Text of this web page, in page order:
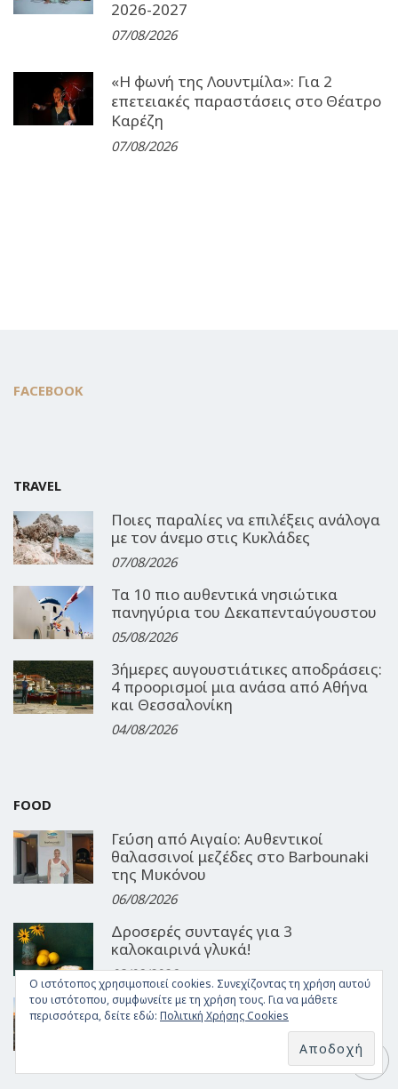
2026-2027
07/08/2026
«Η φωνή της Λουντμίλα»: Για 2
επετειακές παραστάσεις στο Θέατρο
Καρέζη
07/08/2026
FACEBOOK
TRAVEL
Ποιες παραλίες να επιλέξεις ανάλογα
με τον άνεμο στις Κυκλάδες
07/08/2026
Τα 10 πιο αυθεντικά νησιώτικα
πανηγύρια του Δεκαπενταύγουστου
05/08/2026
3ήμερες αυγουστιάτικες αποδράσεις:
4 προορισμοί μια ανάσα από Αθήνα
και Θεσσαλονίκη
04/08/2026
FOOD
Γεύση από Αιγαίο: Αυθεντικοί
θαλασσινοί μεζέδες στο Barbounaki
της Μυκόνου
06/08/2026
Δροσερές συνταγές για 3
καλοκαιρινά γλυκά!
03/08/2026
Μουσική, θάλασσα και εκλεκτοί
μεζέδες: Τα καλοκαιρινά βράδια στο
Ο ιστότοπος χρησιμοποιεί cookies. Συνεχίζοντας τη χρήση αυτού
του ιστότοπου, συμφωνείτε με τη χρήση τους. Για να μάθετε
περισσότερα, δείτε εδώ: Πολιτική Χρήσης Cookies